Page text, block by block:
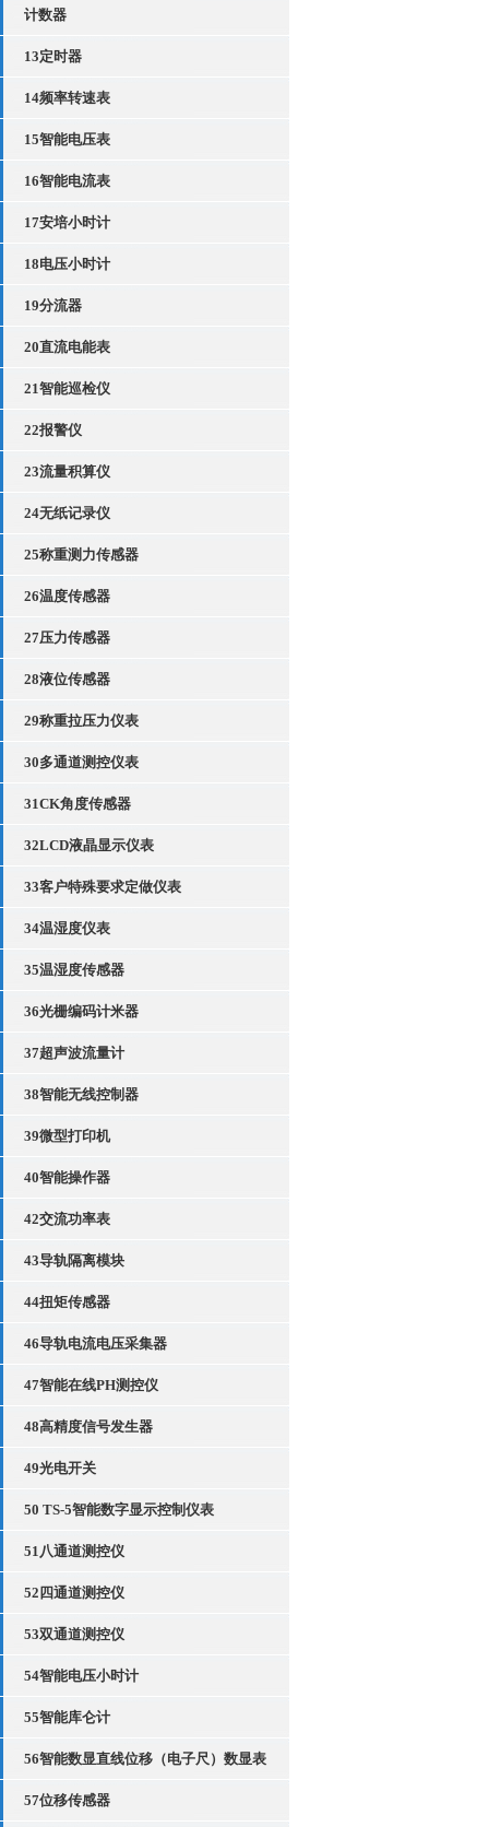
计数器
13定时器
14频率转速表
15智能电压表
16智能电流表
17安培小时计
18电压小时计
19分流器
20直流电能表
21智能巡检仪
22报警仪
23流量积算仪
24无纸记录仪
25称重测力传感器
26温度传感器
27压力传感器
28液位传感器
29称重拉压力仪表
30多通道测控仪表
31CK角度传感器
32LCD液晶显示仪表
33客户特殊要求定做仪表
34温湿度仪表
35温湿度传感器
36光栅编码计米器
37超声波流量计
38智能无线控制器
39微型打印机
40智能操作器
42交流功率表
43导轨隔离模块
44扭矩传感器
46导轨电流电压采集器
47智能在线PH测控仪
48高精度信号发生器
49光电开关
50 TS-5智能数字显示控制仪表
51八通道测控仪
52四通道测控仪
53双通道测控仪
54智能电压小时计
55智能库仑计
56智能数显直线位移（电子尺）数显表
57位移传感器